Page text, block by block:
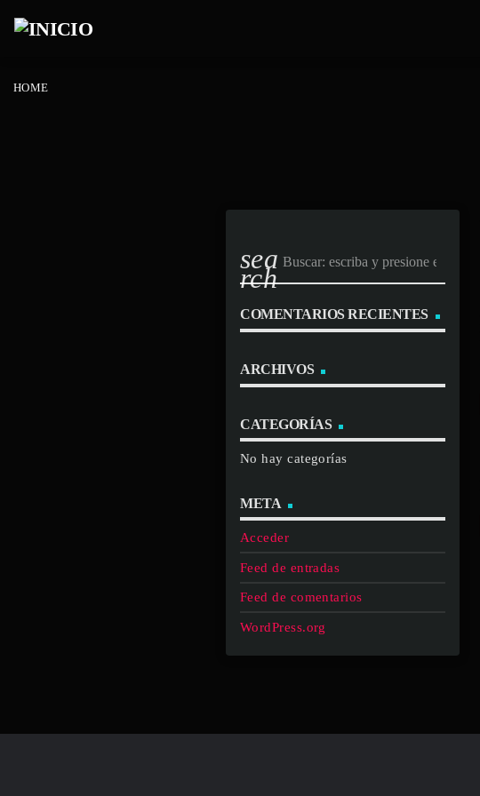
HOME
sea
rch
COMENTARIOS RECIENTES
ARCHIVOS
CATEGORÍAS
No hay categorías
META
Acceder
Feed de entradas
Feed de comentarios
WordPress.org